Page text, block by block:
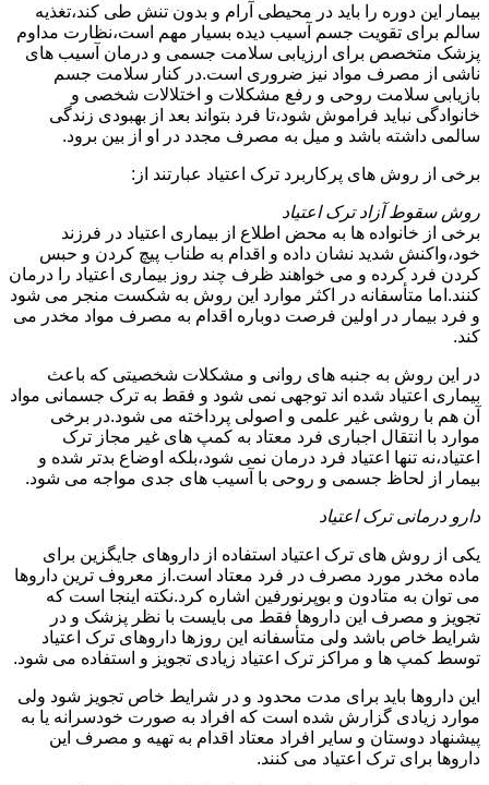
بیمار این دوره را باید در محیطی آرام و بدون تنش طی کند،تغذیه
سالم برای تقویت جسم آسیب دیده بسیار مهم است،نظارت مداوم
پزشک متخصص برای ارزیابی سلامت جسمی و درمان آسیب های
ناشی از مصرف مواد نیز ضروری است.در کنار سلامت جسم
بازیابی سلامت روحی و رفع مشکلات و اختلالات شخصی و
خانوادگی نباید فراموش شود،تا فرد بتواند بعد از بهبودی زندگی
سالمی داشته باشد و میل به مصرف مجدد در او از بین برود.
برخی از روش های پرکاربرد ترک اعتیاد عبارتند از:
روش سقوط آزاد ترک اعتیاد
برخی از خانواده ها به محض اطلاع از بیماری اعتیاد در فرزند
خود،واکنش شدید نشان داده و اقدام به طناب پیچ کردن و حبس
کردن فرد کرده و می خواهند ظرف چند روز بیماری اعتیاد را درمان
کنند.اما متأسفانه در اکثر موارد این روش به شکست منجر می شود
و فرد بیمار در اولین فرصت دوباره اقدام به مصرف مواد مخدر می
کند.
در این روش به جنبه های روانی و مشکلات شخصیتی که باعث
بیماری اعتیاد شده اند توجهی نمی شود و فقط به ترک جسمانی مواد
آن هم با روشی غیر علمی و اصولی پرداخته می شود.در برخی
موارد با انتقال اجباری فرد معتاد به کمپ های غیر مجاز ترک
اعتیاد،نه تنها اعتیاد فرد درمان نمی شود،بلکه اوضاع بدتر شده و
بیمار از لحاظ جسمی و روحی با آسیب های جدی مواجه می شود.
دارو درمانی ترک اعتیاد
یکی از روش های ترک اعتیاد استفاده از داروهای جایگزین برای
ماده مخدر مورد مصرف در فرد معتاد است.از معروف ترین داروها
می توان به متادون و بوپرنورفین اشاره کرد.نکته اینجا است که
تجویز و مصرف این داروها فقط می بایست با نظر پزشک و در
شرایط خاص باشد ولی متأسفانه این روزها داروهای ترک اعتیاد
توسط کمپ ها و مراکز ترک اعتیاد زیادی تجویز و استفاده می شود.
این داروها باید برای مدت محدود و در شرایط خاص تجویز شود ولی
موارد زیادی گزارش شده است که افراد به صورت خودسرانه یا به
پیشنهاد دوستان و سایر افراد معتاد اقدام به تهیه و مصرف این
داروها برای ترک اعتیاد می کنند.